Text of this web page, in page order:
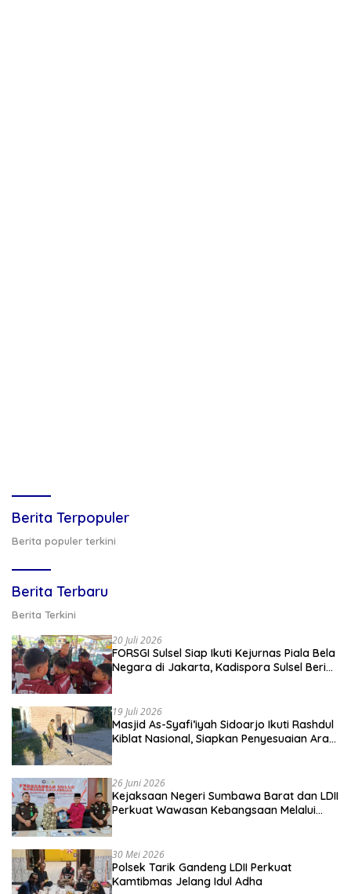
Berita Terpopuler
Berita populer terkini
Berita Terbaru
Berita Terkini
20 Juli 2026
FORSGI Sulsel Siap Ikuti Kejurnas Piala Bela
Negara di Jakarta, Kadispora Sulsel Beri
19 Juli 2026
Masjid As-Syafi’iyah Sidoarjo Ikuti Rashdul
Kiblat Nasional, Siapkan Penyesuaian Arah
26 Juni 2026
Kejaksaan Negeri Sumbawa Barat dan LDII
Perkuat Wawasan Kebangsaan Melalui
30 Mei 2026
Polsek Tarik Gandeng LDII Perkuat
Kamtibmas Jelang Idul Adha